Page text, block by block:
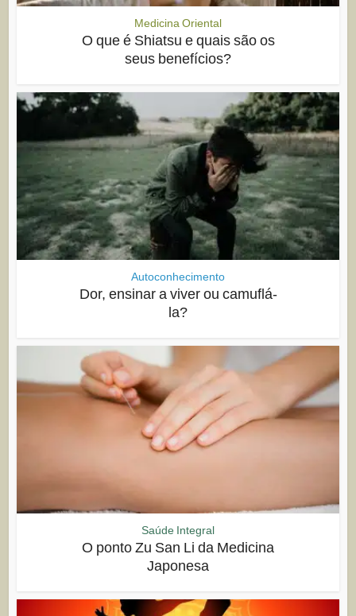
Medicina Oriental
O que é Shiatsu e quais são os
seus benefícios?
Autoconhecimento
Dor, ensinar a viver ou camuflá-
la?
Saúde Integral
O ponto Zu San Li da Medicina
Japonesa